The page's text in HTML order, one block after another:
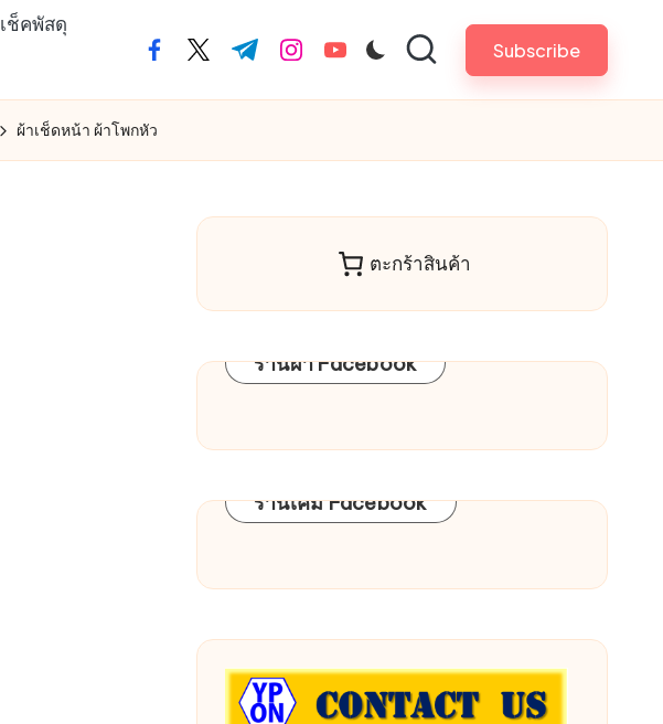
เช็คพัสดุ
facebook.com
twitter.com
t.me instagram.com
youtube.com Subscribe
ผ้าเช็ดหน้า ผ้าโพกหัว
ตะกร้าสินค้า
ร้านผ้า Facebook
ร้านเคมี Facebook